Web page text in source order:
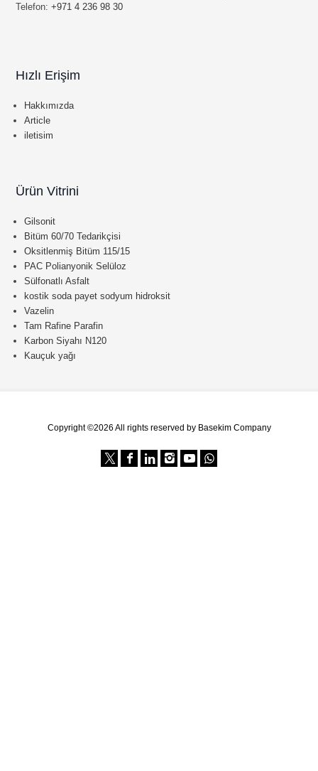
Telefon:+971 4 236 98 30
Hızlı Erişim
Hakkımızda
Article
iletisim
Ürün Vitrini
Gilsonit
Bitüm 60/70 Tedarikçisi
Oksitlenmiş Bitüm 115/15
PAC Polianyonik Selüloz
Sülfonatlı Asfalt
kostik soda payet sodyum hidroksit
Vazelin
Tam Rafine Parafin
Karbon Siyahı N120
Kauçuk yağı
Copyright ©2026 All rights reserved by Basekim Company